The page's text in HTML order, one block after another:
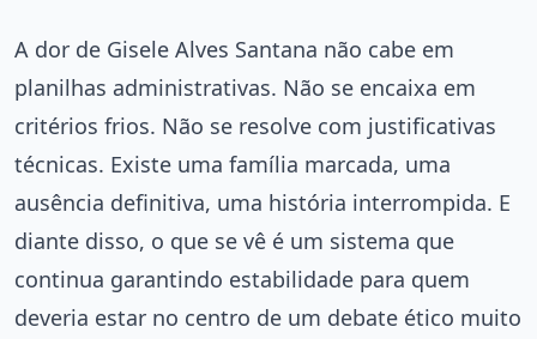
A dor de Gisele Alves Santana não cabe em
planilhas administrativas. Não se encaixa em
critérios frios. Não se resolve com justificativas
técnicas. Existe uma família marcada, uma
ausência definitiva, uma história interrompida. E
diante disso, o que se vê é um sistema que
continua garantindo estabilidade para quem
deveria estar no centro de um debate ético muito